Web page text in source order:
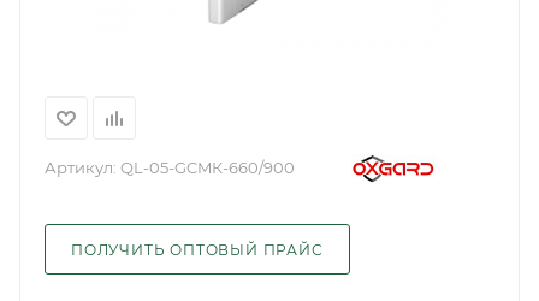
Артикул: QL-05-GCMК-660/900
ПОЛУЧИТЬ ОПТОВЫЙ ПРАЙС